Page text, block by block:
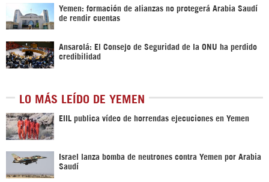
Yemen: formación de alianzas no protegerá Arabia Saudí
de rendir cuentas
Ansarolá: El Consejo de Seguridad de la ONU ha perdido
credibilidad
LO MÁS LEÍDO DE YEMEN
EIIL publica vídeo de horrendas ejecuciones en Yemen
Israel lanza bomba de neutrones contra Yemen por Arabia
Saudí